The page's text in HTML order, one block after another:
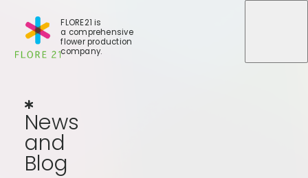
FLORE21 is
a comprehensive
flower production
company.
News
News
and
and
Blog
Blog